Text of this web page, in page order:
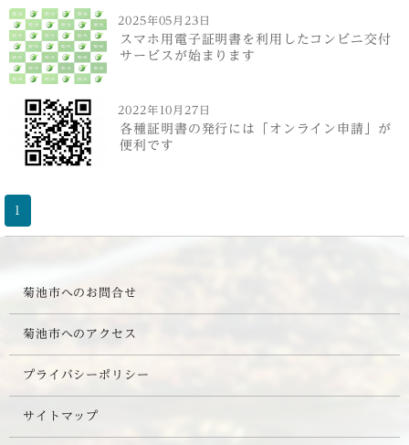
2025年05月23日
スマホ用電子証明書を利用したコンビニ交付
サービスが始まります
2022年10月27日
各種証明書の発行には「オンライン申請」が
便利です
菊池市へのお問合せ
菊池市へのアクセス
プライバシーポリシー
サイトマップ